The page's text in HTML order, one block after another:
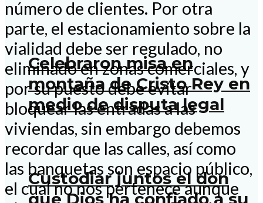
Celebraron misa en
montaña de Cristo Rey en
medio de disputa legal
Custodiar juntos el don
que Dios ha confiado a su
número de clientes. Por otra
parte, el estacionamiento sobre la
vialidad debe ser regulado, no
eliminado en zonas comerciales, y
por su puesto debe evitar
bloquear las entradas a las
viviendas, sin embargo debemos
recordar que las calles, así como
las banquetas son espacio público,
el cual no nos pertenece aunque